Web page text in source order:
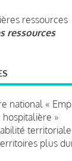
ressources
ressources
national «
»
plus